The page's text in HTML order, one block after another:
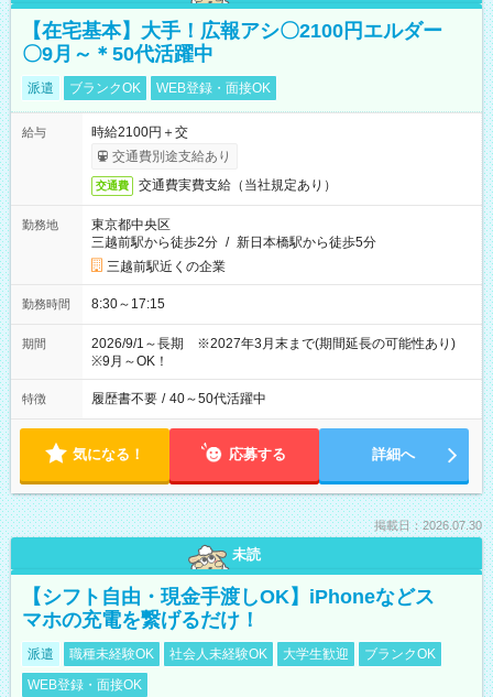
【在宅基本】大手！広報アシ〇2100円エルダー
〇9月～＊50代活躍中
派遣 ブランクOK WEB登録・面接OK
給与
時給2100円＋交
交通費別途支給あり
交通費 交通費実費支給（当社規定あり）
勤務地
東京都中央区
三越前駅から徒歩2分 / 新日本橋駅から徒歩5分
三越前駅近くの企業
勤務時間 8:30～17:15
期間
2026/9/1～長期 ※2027年3月末まで(期間延長の可能性あり)
※9月～OK！
特徴 履歴書不要 / 40～50代活躍中
気になる！ 応募する 詳細へ
掲載日：2026.07.30
未読
【シフト自由・現金手渡しOK】iPhoneなどス
マホの充電を繋げるだけ！
派遣 職種未経験OK 社会人未経験OK 大学生歓迎
ブランクOK
WEB登録・面接OK